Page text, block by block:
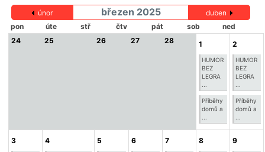
únor březen 2025
duben
pon
úte stř čtv pát sob
ned
24
25 26 27 28 1
HUMOR
BEZ
LEGRA
Příběhy
domů a
2
HUMOR
BEZ
LEGRA
Příběhy
domů a
3 4 5 6 7 8 9